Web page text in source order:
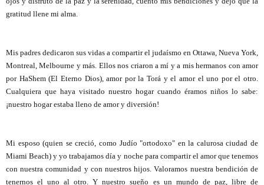
gratitud llene mi alma.
Mis padres dedicaron sus vidas a compartir el judaísmo en Ottawa, Nueva York,
Montreal, Melbourne y más. Ellos nos criaron a mí y a mis hermanos con amor
por HaShem (El Eterno Dios), amor por la Torá y el amor el uno por el otro.
Cualquiera que haya visitado nuestro hogar cuando éramos niños lo sabe:
¡nuestro hogar estaba lleno de amor y diversión!
Mi esposo (quien se creció, como Judío "ortodoxo" en la calurosa ciudad de
Miami Beach) y yo trabajamos día y noche para compartir el amor que tenemos
con nuestra comunidad y con nuestros hijos. Valoramos nuestra bendición de
tenernos el uno al otro. Y nuestro sueño es un mundo de paz, libre de